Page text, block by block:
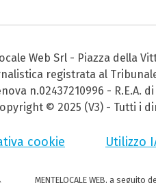
Web Srl - Piazza della
registrata al
n.02437210996 - R.E.A.
© 2025 (V3) - Tutti i
cookie Utilizzo
MENTELOCALE WEB, a